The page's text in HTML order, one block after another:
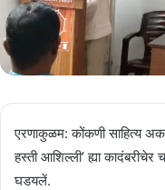
एरणाकुळम: कोंकणी साहित्य
हस्ती आशिल्ली’ ह्या कादंबरीचेर
घडयलें.